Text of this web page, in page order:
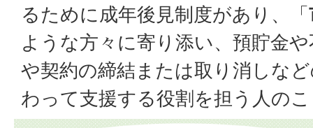
るために成年後見制度があり、「
ような方々に寄り添い、預貯金
や契約の締結または取り消しな
わって支援する役割を担う人の